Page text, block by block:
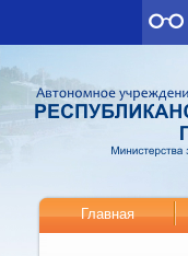
Главная